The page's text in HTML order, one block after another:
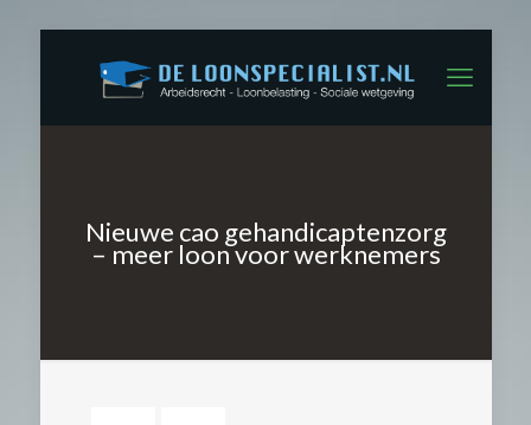
Nieuwe cao gehandicaptenzorg
– meer loon voor werknemers